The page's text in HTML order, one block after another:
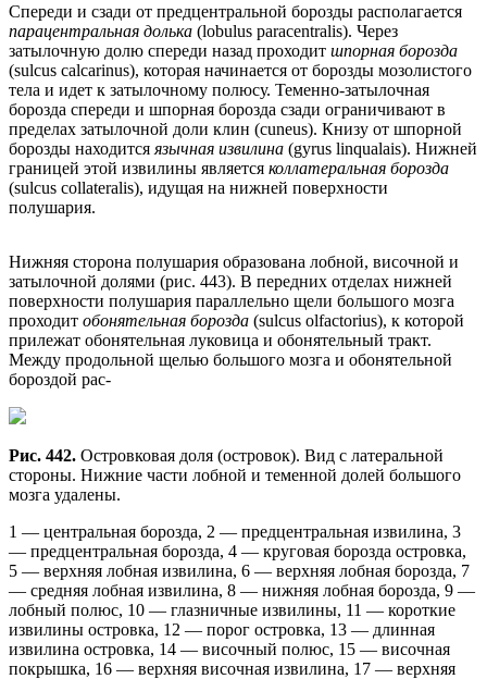
Спереди и сзади от предцентральной борозды располагается
парацентральная долька (lobulus paracentralis). Через
затылочную долю спереди назад проходит шпорная борозда
(sulcus calcarinus), которая начинается от борозды мозолистого
тела и идет к затылочному полюсу. Теменно-затылочная
борозда спереди и шпорная борозда сзади ограничивают в
пределах затылочной доли клин (cuneus). Книзу от шпорной
борозды находится язычная извилина (gyrus linqualais). Нижней
границей этой извилины является коллатеральная борозда
(sulcus collateralis), идущая на нижней поверхности
полушария.
Нижняя сторона полушария образована лобной, височной и
затылочной долями (рис. 443). В передних отделах нижней
поверхности полушария параллельно щели большого мозга
проходит обонятельная борозда (sulcus olfactorius), к которой
прилежат обонятельная луковица и обонятельный тракт.
Между продольной щелью большого мозга и обонятельной
бороздой рас-
Рис. 442. Островковая доля (островок). Вид с латеральной
стороны. Нижние части лобной и теменной долей большого
мозга удалены.
1 — центральная борозда, 2 — предцентральная извилина, 3
— предцентральная борозда, 4 — круговая борозда островка,
5 — верхняя лобная извилина, 6 — верхняя лобная борозда, 7
— средняя лобная извилина, 8 — нижняя лобная борозда, 9 —
лобный полюс, 10 — глазничные извилины, 11 — короткие
извилины островка, 12 — порог островка, 13 — длинная
извилина островка, 14 — височный полюс, 15 — височная
покрышка, 16 — верхняя височная извилина, 17 — верхняя